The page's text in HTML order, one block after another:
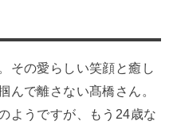
その愛らしい笑顔と癒し
んで離さない髙橋さん。
ようですが、もう24歳な